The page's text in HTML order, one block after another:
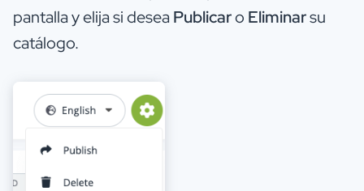
pantalla y elija si desea Publicaro Eliminarsu
catálogo.